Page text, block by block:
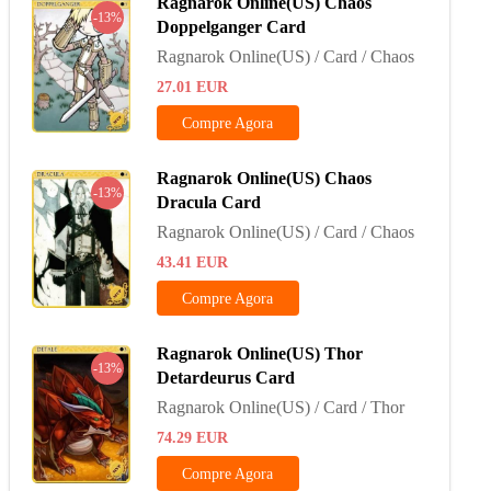
-13%
Doppelganger Card
Ragnarok Online(US) / Card / Chaos
27.01 EUR
Compre Agora
-13%
Ragnarok Online(US) Chaos
Dracula Card
Ragnarok Online(US) / Card / Chaos
43.41 EUR
Compre Agora
-13%
Ragnarok Online(US) Thor
Detardeurus Card
Ragnarok Online(US) / Card / Thor
74.29 EUR
Compre Agora